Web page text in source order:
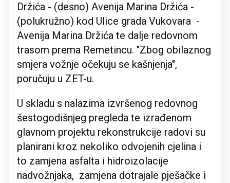
Držića - (desno) Avenija Marina Držića -
(polukružno) kod Ulice grada Vukovara -
Avenija Marina Držića te dalje redovnom
trasom prema Remetincu. "Zbog obilaznog
smjera vožnje očekuju se kašnjenja",
poručuju u ZET-u.
U skladu s nalazima izvršenog redovnog
šestogodišnjeg pregleda te izrađenom
glavnom projektu rekonstrukcije radovi su
planirani kroz nekoliko odvojenih cjelina i
to zamjena asfalta i hidroizolacije
nadvožnjaka, zamjena dotrajale pješačke i